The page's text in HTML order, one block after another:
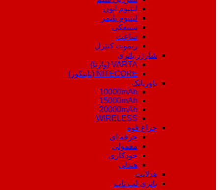
لیتیوم ایون
لیتیوم پلیمر
سمعکی
ساعت
ریموت کنترل
شارژر باتری
VARTA (وارتا)
NITECORE (نایتکور)
پاوربانک
10000mAh
15000mAh
20000mAh
WIRELESS
چراغ قوه
حرفه ای
معمولی
خودکاری
هندلی
هدلایت
باتری لپ تاپ